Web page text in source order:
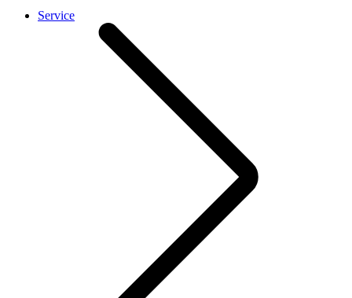
Service